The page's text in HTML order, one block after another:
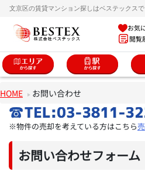
文京区の賃貸マンション探しはベステックスで
お気
閲
HOME お問い合わせ
※物件の売却を考えている方はこちら
お問い合わせフォーム